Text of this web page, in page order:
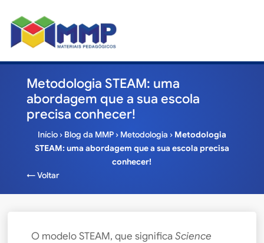
Metodologia STEAM: uma
abordagem que a sua escola
precisa conhecer!
Início› Blog da MMP› Metodologia › Metodologia
STEAM: uma abordagem que a sua escola precisa
conhecer!
← Voltar
O modelo STEAM, que significaScience